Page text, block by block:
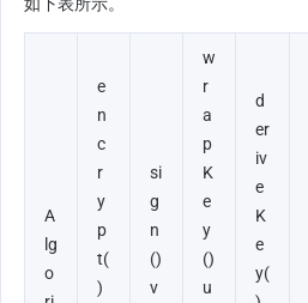
A
lg
o
e
n
c
r
y
p
t(
)
si
g
n
()
v
w
r
a
p
K
e
y
()
u
d
er
iv
e
K
e
y(